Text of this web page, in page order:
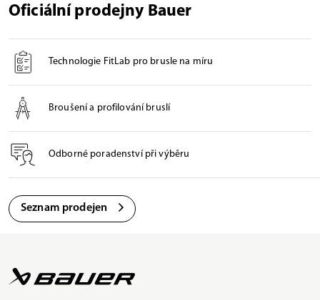
Oficiální prodejny Bauer
Technologie FitLab pro brusle na míru
Broušení a profilování bruslí
Odborné poradenství při výběru
Seznam prodejen